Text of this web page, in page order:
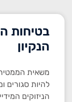
בטיחות
הנקיון
משאית
להיות סגורים
הניזוקים